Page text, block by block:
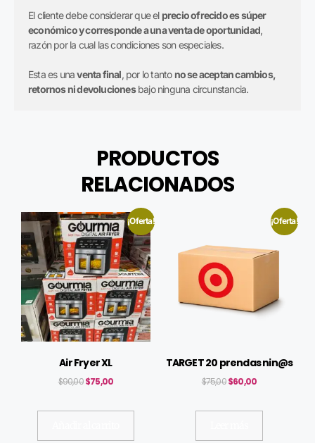
PRODUCTOS
RELACIONADOS
¡Oferta!
Air Fryer XL
$90,00$75,00
¡Oferta!
TARGET 20 prendas nin@s
$75,00$60,00
El cliente debe considerar que el precio ofrecido es súper
económico y corresponde a una venta de oportunidad,
razón por la cual las condiciones son especiales.
Esta es unaventa final, por lo tanto no se aceptan cambios,
retornos ni devolucionesbajo ninguna circunstancia.